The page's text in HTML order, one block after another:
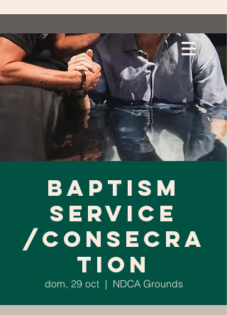
Baptism
Service
/Consecra
tion
dom, 29 oct
  |
NDCA Grounds